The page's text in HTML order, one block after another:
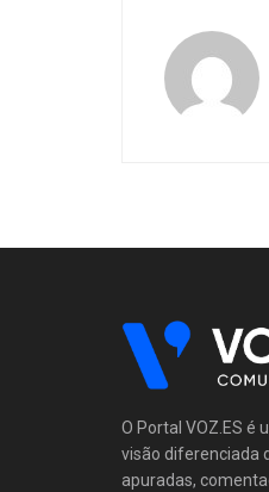
O Portal VOZ.ES é
visão diferenciada
apuradas,